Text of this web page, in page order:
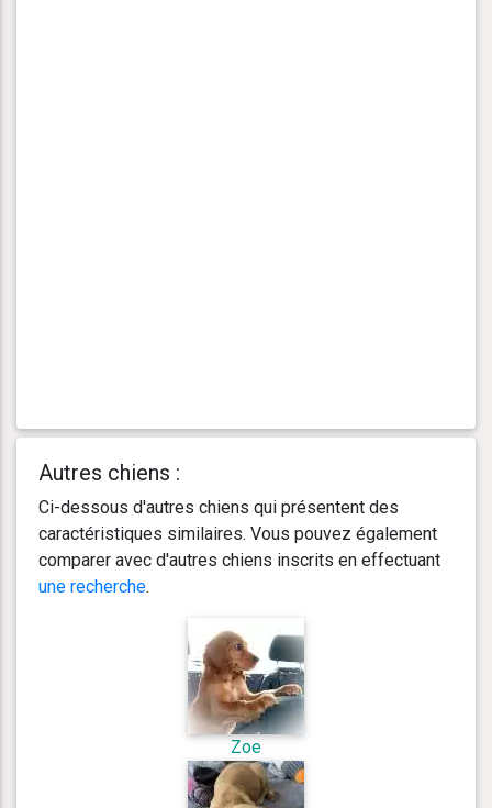
Autres chiens :
Ci-dessous d'autres chiens qui présentent des
caractéristiques similaires. Vous pouvez également
comparer avec d'autres chiens inscrits en effectuant
une recherche.
Zoe